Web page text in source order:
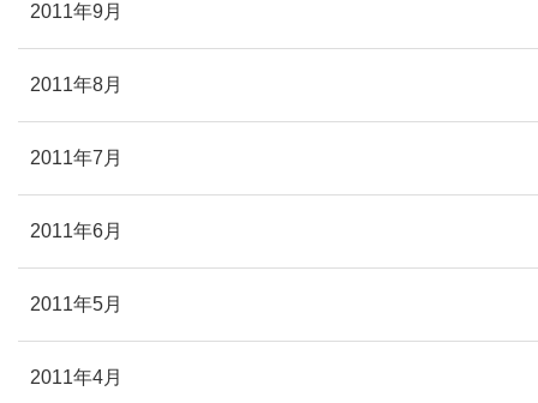
2011年9月
2011年8月
2011年7月
2011年6月
2011年5月
2011年4月